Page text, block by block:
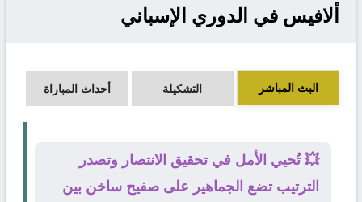
ألافيس في الدوري الإسباني
البث المباشر التشكيلة أحداث المباراة
💥 تُحيي الأمل في تحقيق الانتصار وتصدر
الترتيب تضع الجماهير على صفيح ساخن بين